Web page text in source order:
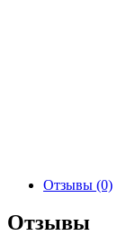
Отзывы (0)
Отзывы